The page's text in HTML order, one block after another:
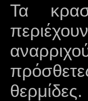
Τα
θερμίδες.